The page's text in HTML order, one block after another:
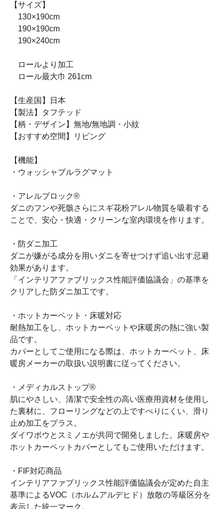
【サイズ】
130×190cm
190×190cm
190×240cm
ロールより加工
ロール最大巾 261cm
【生産国】日本
【製法】タフテッド
【柄・デザイン】無地/無地調・小紋
【おすすめ空間】リビング
【機能】
・ウォッシャブルラグマット
・アレルブロック®
ダニのフンや死骸さらにスギ花粉アレル物質を吸着する
ことで、安心・快適・クリーンな室内環境を作ります。
・防ダニ加工
ダニが嫌がる成分を用いダニを寄せつけず追い出す忌避
効果があります。
「インテリアファブリックス性能評価協議会」の基準を
クリアした防ダニ加工です。
・ホットカーペット・床暖対応
耐熱加工をし、ホットカーペットや床暖房の熱に強い製
品です。
カバーとしてご使用になる際は、ホットカーペット、床
暖房メーカーの取扱い説明書に従ってください。
・メディカルストップ®
肌にやさしい、清潔で安全性の高い医療用資材を使用し
た裏材に、フローリングなどの上ですべりにくい、滑り
止め加工をプラス。
ダイワボウとスミノエが共同で開発しました。床暖房や
ホットカーペットカバーとしてもご使用いただけます。
・FIF対応商品
インテリアファブリックス性能評価協議会が定めた自主
基準によるVOC（ホルムアルデヒド）放散の等級区分を
表示した統一マーク。